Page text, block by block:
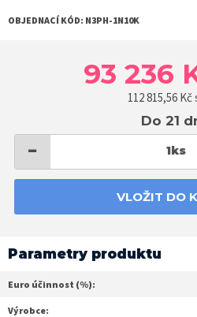
OBJEDNACÍ KÓD: N3PH-1N10K
93 236
112 815,56 Kč
Do 21
− 1ks
VLOŽIT DO
Parametry produktu
Euro účinnost (%):
Výrobce: